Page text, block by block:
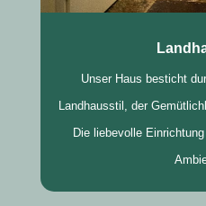
Unser Haus besticht
Landhausstil, der
Die liebevolle